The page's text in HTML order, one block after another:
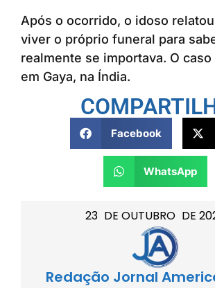
23 DE OUTUBRO DE
Redação Jornal
Após o ocorrido, o idoso
viver o próprio funeral para
realmente se importava. O
em Gaya, na Índia.
Facebook
WhatsApp